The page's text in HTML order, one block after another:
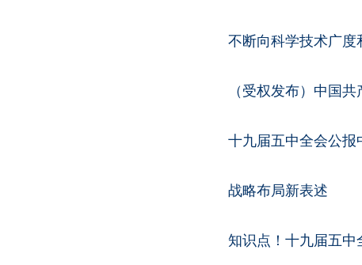
不断向科学技术广度
（受权发布）中国
十九届五中全会公报
战略布局新表述
知识点！十九届五中